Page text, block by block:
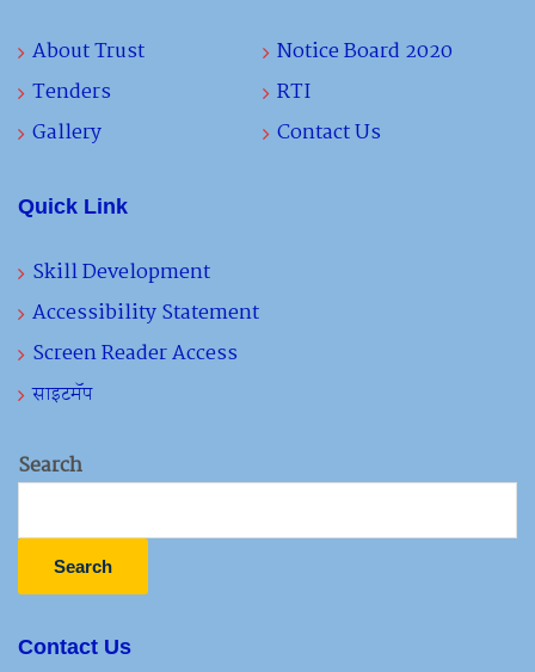
About Trust
Notice Board 2020
Tenders
RTI
Gallery
Contact Us
Quick Link
Skill Development
Accessibility Statement
Screen Reader Access
साइटमॅप
Search
Search
Contact Us